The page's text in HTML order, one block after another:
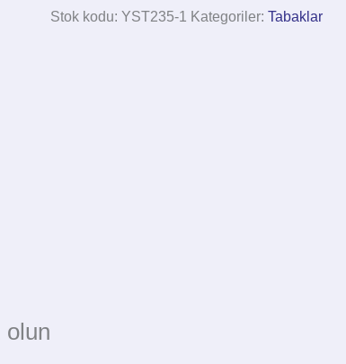
Stok kodu: YST235-1 Kategoriler: Tabaklar
olun